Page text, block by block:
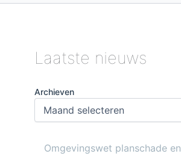
Laatste nieuws
Archieven
Omgevingswet planschade en